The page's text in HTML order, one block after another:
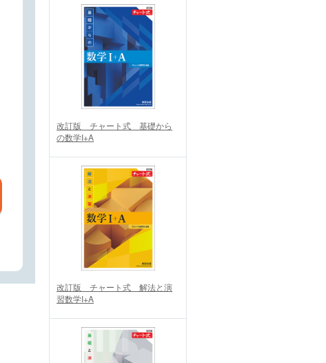
改訂版 チャート式 基礎から
の数学I+A
改訂版 チャート式 解法と演
習数学I+A